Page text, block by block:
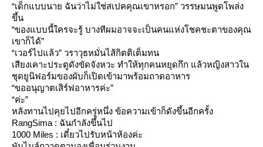
“เด็กแบบนาย ฉันว่าไม่ใช่สเปคคุณเขาหรอก” วรรษมนพูดโพล่ง
ขึ้น
“ของแบบนี้ใครจะรู้ บางทีผมอาจจะเป็นคนแห่งโชคชะตาของคุณ
เขาก็ได้”
“เวอร์ไปแล้ว” วราวุธหมั่นไส้กิตติเต็มทน
เสียงเคาะประตูดังขัดจังหวะ ทำให้ทุกคนหยุดกึก แล้วหญิงสาวใน
ชุดยูนิฟอร์มของผับก็เปิดเข้ามาพร้อมถาดอาหาร
“ขออนุญาตเสิร์ฟอาหารค่ะ”
“ค่ะ”
หลังทานไปคุยไปอีกครู่หนึ่ง ข้อความเข้าก็ดังขึ้นอีกครั้ง
RangSima : ฉันกำลังขึ้นไป
1000 Miles : เดี๋ยวไปรับหน้าห้องค่ะ